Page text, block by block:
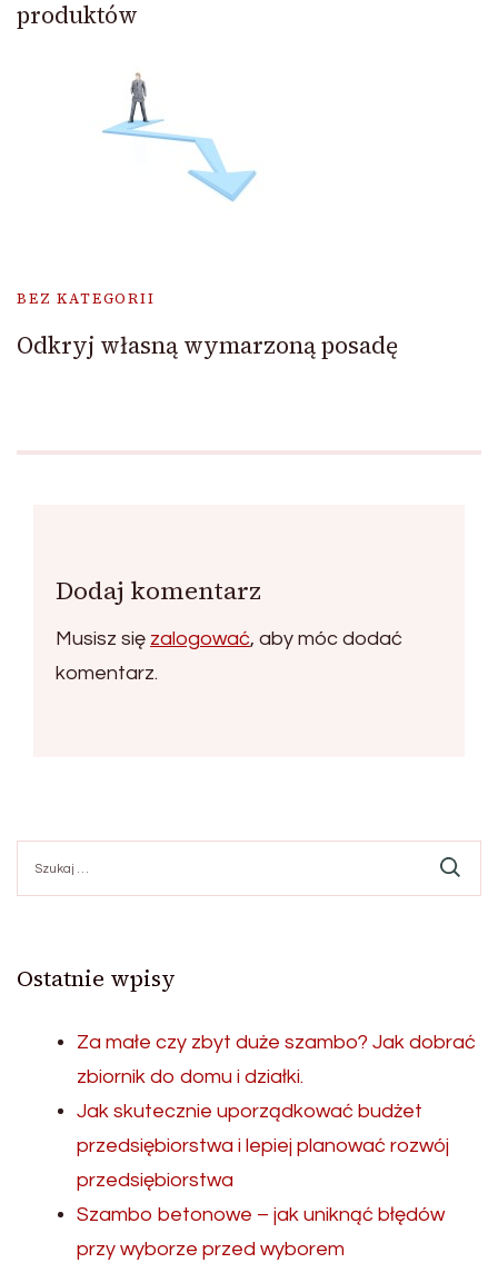
produktów
BEZ KATEGORII
Odkryj własną wymarzoną posadę
Dodaj komentarz
Musisz się zalogować, aby móc dodać
komentarz.
Ostatnie wpisy
Za małe czy zbyt duże szambo? Jak dobrać
zbiornik do domu i działki.
Jak skutecznie uporządkować budżet
przedsiębiorstwa i lepiej planować rozwój
przedsiębiorstwa
Szambo betonowe – jak uniknąć błędów
przy wyborze przed wyborem